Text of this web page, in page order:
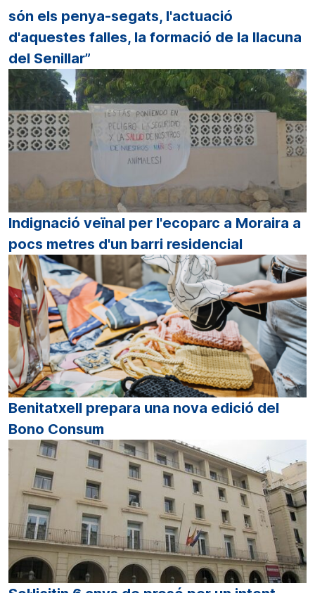
són els penya-segats, l'actuació
d'aquestes falles, la formació de la llacuna
del Senillar”
Indignació veïnal per l'ecoparc a Moraira a
pocs metres d'un barri residencial
Benitatxell prepara una nova edició del
Bono Consum